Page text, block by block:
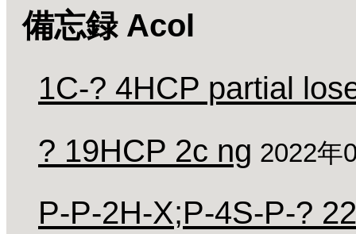
備忘録 Acol
1C-? 4HCP partial
? 19HCP 2c ng 2022年
P-P-2H-X;P-4S-P-?